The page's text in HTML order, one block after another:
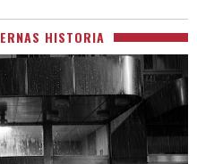
HISTORIA